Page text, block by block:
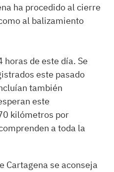
ha procedido al cierre
al balizamiento
de este día. Se
este pasado
también
este
kilómetros por
a toda la
Cartagena se aconseja